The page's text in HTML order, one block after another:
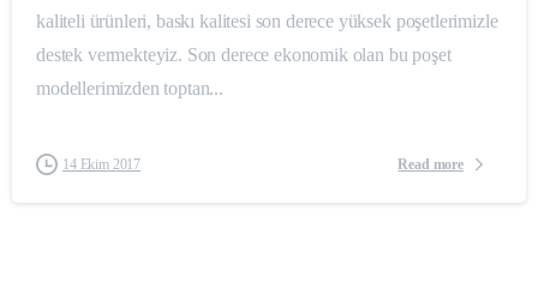
kaliteli ürünleri, baskı kalitesi son derece yüksek poşetlerimizle
destek vermekteyiz. Son derece ekonomik olan bu poşet
modellerimizden toptan...
14 Ekim 2017 Read more